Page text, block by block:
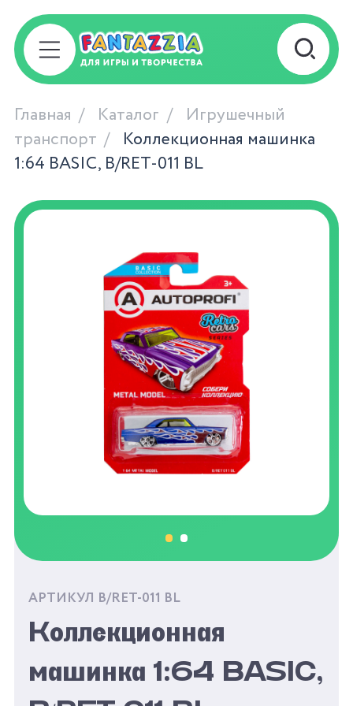
Главная Каталог
Игрушечный
транспорт
Коллекционная машинка
1:64 BASIC, B/RET-011 BL
АРТИКУЛ B/RET-011 BL
Коллекционная
машинка 1:64 BASIC,